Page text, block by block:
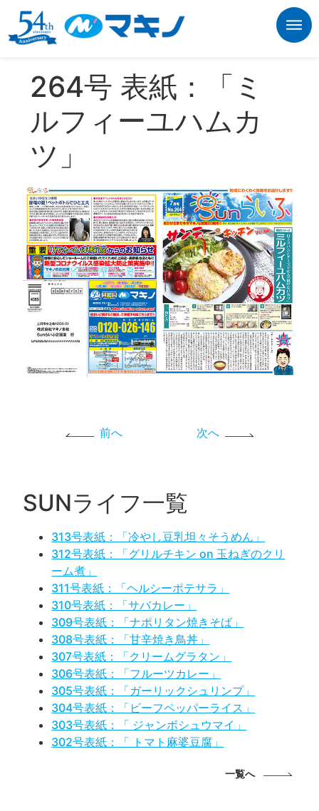
264号 表紙：「ミ
ルフィーユハムカ
ツ」
前へ 次へ
SUNライフ一覧
313号表紙：「冷やし豆乳坦々そうめん」
312号表紙：「グリルチキン on 玉ねぎのクリ
ーム煮」
311号表紙：「ヘルシーポテサラ」
310号表紙：「サバカレー」
309号表紙：「ナポリタン焼きそば」
308号表紙：「甘辛焼き鳥丼」
307号表紙：「クリームグラタン」
306号表紙：「フルーツカレー」
305号表紙：「ガーリックシュリンプ」
304号表紙：「ビーフペッパーライス」
303号表紙：「 ジャンボシュウマイ」
302号表紙：「 トマト麻婆豆腐」
一覧へ